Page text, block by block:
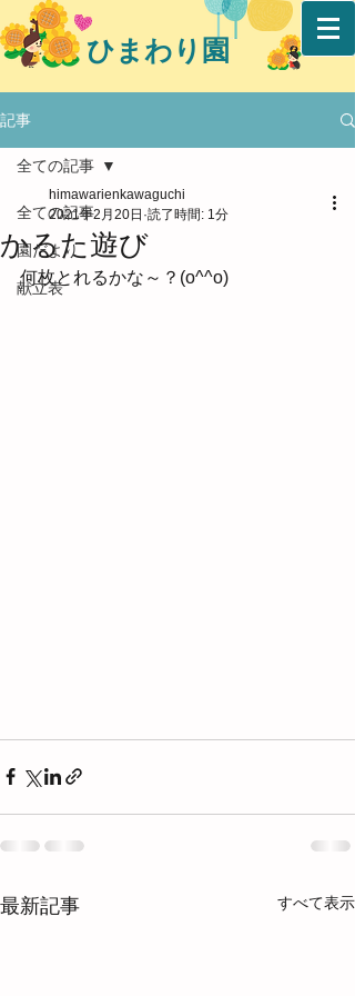
ひまわり園
記事
全ての記事
園だより
献立表
全ての記事
かるた遊び
himawarienkawaguchi
2021年2月20日 読了時間: 1分
何枚とれるかな～？(o^^o)
最新記事 すべて表示